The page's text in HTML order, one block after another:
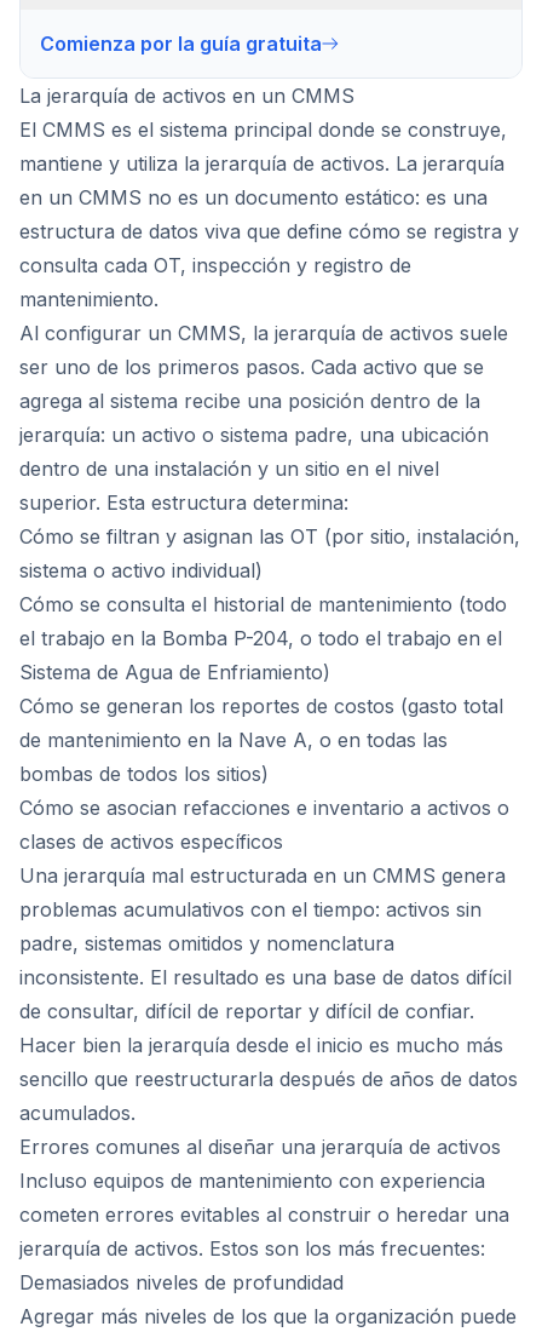
Comienza por la guía gratuita
La jerarquía de activos en un CMMS
El CMMS es el sistema principal donde se construye,
mantiene y utiliza la jerarquía de activos. La jerarquía
en un CMMS no es un documento estático: es una
estructura de datos viva que define cómo se registra y
consulta cada OT, inspección y registro de
mantenimiento.
Al configurar un CMMS, la jerarquía de activos suele
ser uno de los primeros pasos. Cada activo que se
agrega al sistema recibe una posición dentro de la
jerarquía: un activo o sistema padre, una ubicación
dentro de una instalación y un sitio en el nivel
superior. Esta estructura determina:
Cómo se filtran y asignan las OT (por sitio, instalación,
sistema o activo individual)
Cómo se consulta el historial de mantenimiento (todo
el trabajo en la Bomba P-204, o todo el trabajo en el
Sistema de Agua de Enfriamiento)
Cómo se generan los reportes de costos (gasto total
de mantenimiento en la Nave A, o en todas las
bombas de todos los sitios)
Cómo se asocian refacciones e inventario a activos o
clases de activos específicos
Una jerarquía mal estructurada en un CMMS genera
problemas acumulativos con el tiempo: activos sin
padre, sistemas omitidos y nomenclatura
inconsistente. El resultado es una base de datos difícil
de consultar, difícil de reportar y difícil de confiar.
Hacer bien la jerarquía desde el inicio es mucho más
sencillo que reestructurarla después de años de datos
acumulados.
Errores comunes al diseñar una jerarquía de activos
Incluso equipos de mantenimiento con experiencia
cometen errores evitables al construir o heredar una
jerarquía de activos. Estos son los más frecuentes:
Demasiados niveles de profundidad
Agregar más niveles de los que la organización puede